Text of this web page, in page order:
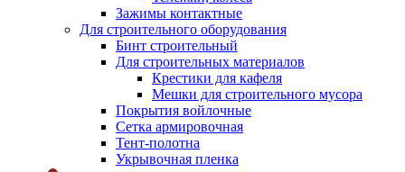
Зажимы контактные
Для строительного оборудования
Бинт строительный
Для строительных материалов
Крестики для кафеля
Мешки для строительного мусора
Покрытия войлочные
Сетка армировочная
Тент-полотна
Укрывочная пленка